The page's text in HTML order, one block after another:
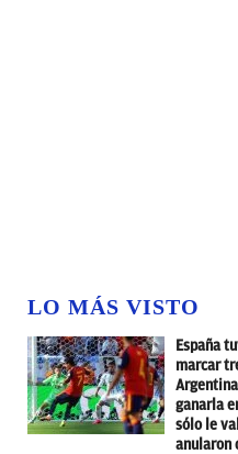
LO MÁS VISTO
España
marcar
ganarla
sólo le
anularon